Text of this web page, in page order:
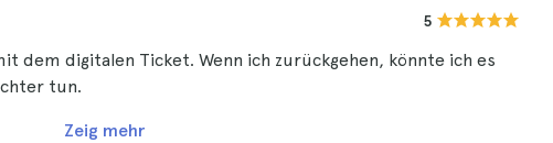
5
dem digitalen Ticket. Wenn ich zurückgehen, könnte ich es
tun.
Zeig mehr